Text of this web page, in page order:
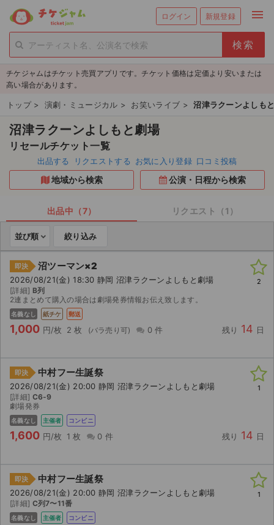
ログイン 新規登録 menu
person_add 新規会員登録
チケットを探す
新着チケット
値下げしたチケット
都道府県からチケットを探す
もうすぐ開催のチケット
チケットのリクエスト一覧
取扱チケット
ライブ・コンサート（国内）
ライブ・コンサート（海外）
イベント
演劇・ミュージカル
ご利用ガイド
ご利用ガイド
AIに質問する
よくある質問
チケジャムはチケット売買アプリです。チケット価格は定価より安いまたは
高い場合があります。
トップ > 演劇・ミュージカル > お笑いライブ > 沼津ラクーンよしも
沼津ラクーンよしもと劇場
リセールチケット一覧
出品する リクエストする お気に入り登録 口コミ投稿
地域から検索 公演・日程から検索
出品中（7） リクエスト（1）
並び順 絞り込み
即決 沼ツーマン×2
2026/08/21(金) 18:30 静岡 沼津ラクーンよしもと劇場
[詳細] B列
2連まとめて購入の場合は劇場発券情報お伝え致します。
名義なし 紙チケ 郵送
1,000 円/枚 2 枚 0 件 残り 14 日
2
即決 中村フー生誕祭
2026/08/21(金) 20:00 静岡 沼津ラクーンよしもと劇場
[詳細] C6-9
劇場発券
名義なし 主催者 コンビニ
1,600 円/枚 1 枚 0 件 残り 14 日
1
即決 中村フー生誕祭
2026/08/21(金) 20:00 静岡 沼津ラクーンよしもと劇場
[詳細] C列7〜11番
名義なし 主催者 コンビニ
1